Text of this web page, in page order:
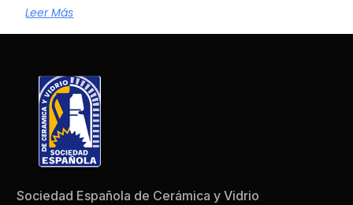
Leer Más
Sociedad Española de Cerámica y Vidrio